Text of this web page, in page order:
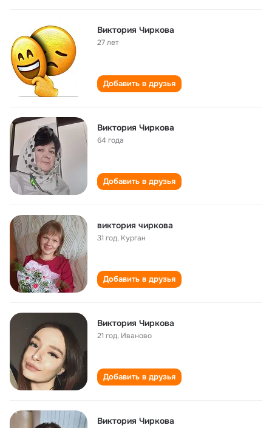
Виктория Чиркова
27 лет
Добавить в друзья
Виктория Чиркова
64 года
Добавить в друзья
виктория чиркова
31 год, Курган
Добавить в друзья
Виктория Чиркова
21 год, Иваново
Добавить в друзья
Виктория Чиркова